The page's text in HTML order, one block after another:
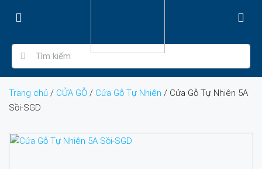
Trang chủ / CỬA GỖ / Cửa Gỗ Tự Nhiên / Cửa Gỗ Tự Nhiên 5A
Sồi-SGD